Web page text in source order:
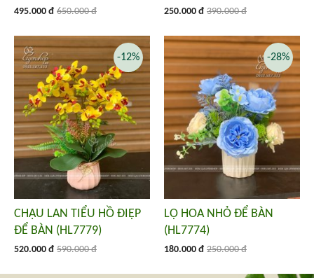
495.000 đ 650.000 đ 250.000 đ 390.000 đ
CHẬU LAN TIỂU HỒ ĐIỆP
ĐỂ BÀN (HL7779)
520.000 đ 590.000 đ
-12%
LỌ HOA NHỎ ĐỂ BÀN
(HL7774)
180.000 đ 250.000 đ
-28%